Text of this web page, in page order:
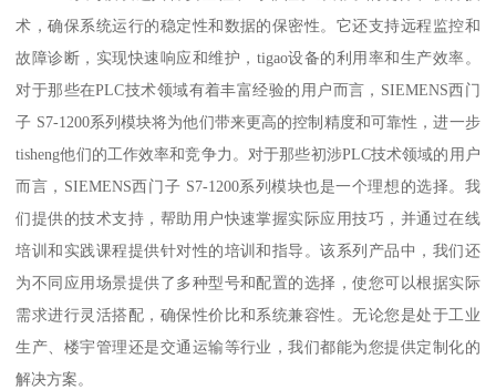
术，确保系统运行的稳定性和数据的保密性。它还支持远程监控和
故障诊断，实现快速响应和维护，tigao设备的利用率和生产效率。
对于那些在PLC技术领域有着丰富经验的用户而言，SIEMENS西门
子 S7-1200系列模块将为他们带来更高的控制精度和可靠性，进一步
tisheng他们的工作效率和竞争力。对于那些初涉PLC技术领域的用户
而言，SIEMENS西门子 S7-1200系列模块也是一个理想的选择。我
们提供的技术支持，帮助用户快速掌握实际应用技巧，并通过在线
培训和实践课程提供针对性的培训和指导。该系列产品中，我们还
为不同应用场景提供了多种型号和配置的选择，使您可以根据实际
需求进行灵活搭配，确保性价比和系统兼容性。无论您是处于工业
生产、楼宇管理还是交通运输等行业，我们都能为您提供定制化的
解决方案。